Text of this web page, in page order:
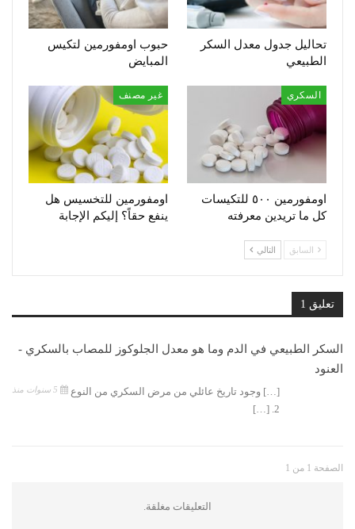
تحاليل جدول معدل السكر
الطبيعي
حبوب اومفورمين لتكيس
المبايض
السكري
اومفورمين ٥٠٠ للتكيسات
كل ما تريدين معرفته
غير مصنف
اومفورمين للتخسيس هل
ينفع حقاً؟ إليكم الإجابة
السابق التالي
تعليق 1
السكر الطبيعي في الدم وما هو معدل الجلوكوز للمصاب بالسكري -
العنود
[…] وجود تاريخ عائلي من مرض السكري من النوع
2. […]
الصفحة 1 من 1
التعليقات مغلقة.